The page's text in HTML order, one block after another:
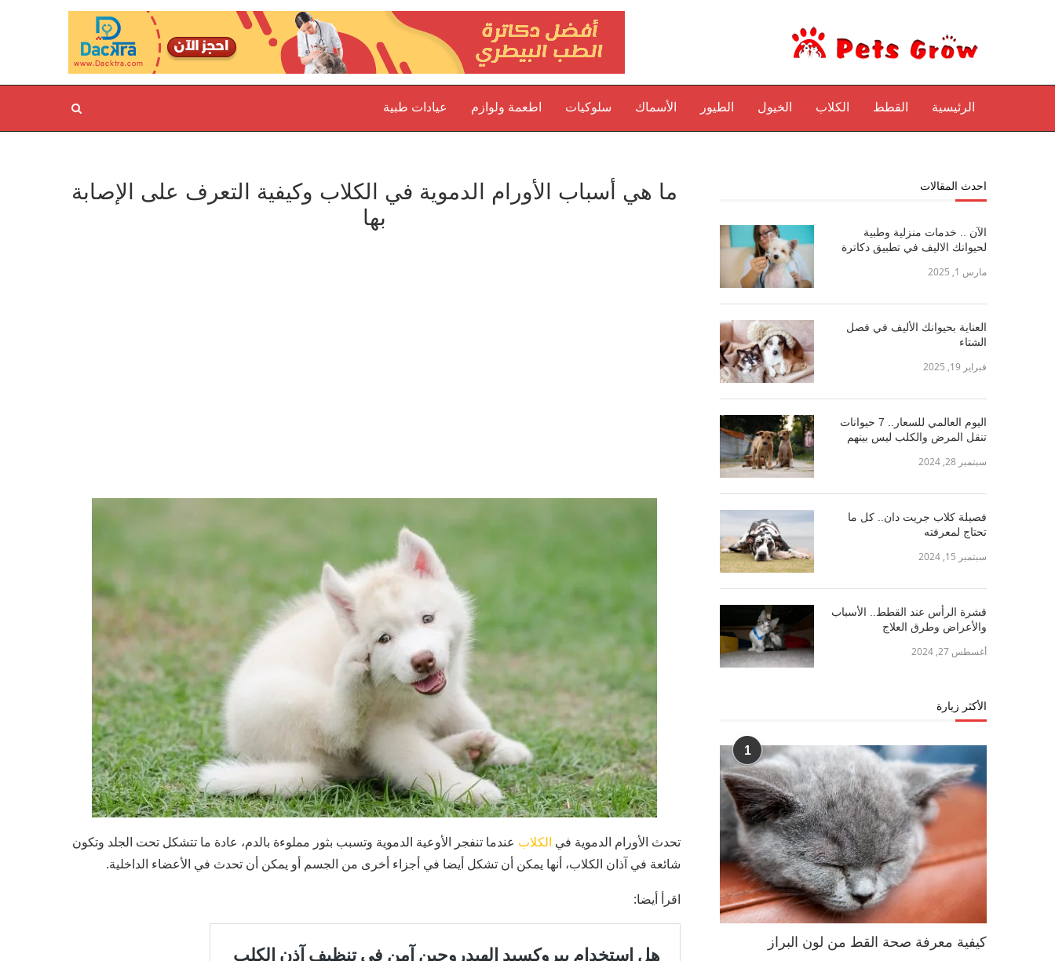
الرئيسية القطط الكلاب الخيول الطيور الأسماك سلوكيات اطعمة ولوازم عيادات طبية
ما هي أسباب الأورام الدموية في الكلاب وكيفية التعرف على الإصابة
بها
تحدث الأورام الدموية في الكلاب عندما تنفجر الأوعية الدموية وتسبب بثور مملوءة بالدم، عادة ما تتشكل تحت الجلد وتكون
شائعة في آذان الكلاب، أنها يمكن أن تشكل أيضا في أجزاء أخرى من الجسم أو يمكن أن تحدث في الأعضاء الداخلية.
اقرأ أيضا:
احدث المقالات
الآن .. خدمات منزلية وطبية
لحيوانك الاليف في تطبيق دكاترة
مارس 1, 2025
العناية بحيوانك الأليف في فصل
الشتاء
فبراير 19, 2025
اليوم العالمي للسعار.. 7 حيوانات
تنقل المرض والكلب ليس بينهم
سبتمبر 28, 2024
فصيلة كلاب جريت دان.. كل ما
تحتاج لمعرفته
سبتمبر 15, 2024
قشرة الرأس عند القطط.. الأسباب
والأعراض وطرق العلاج
أغسطس 27, 2024
الأكثر زيارة
1
كيفية معرفة صحة القط من لون البراز